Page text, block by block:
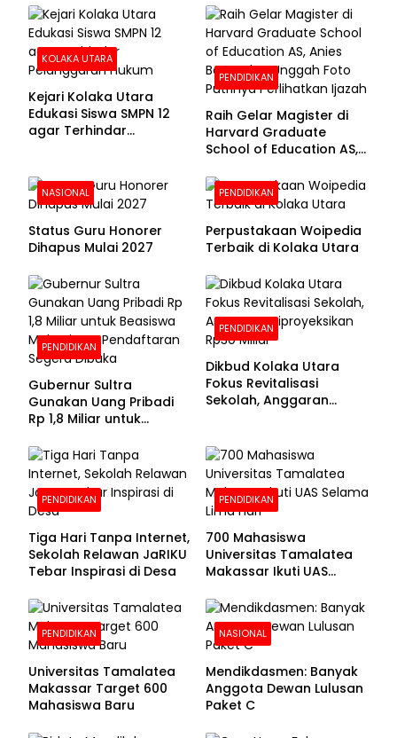
Beralas Tanah dan
Dinding Bolong-bolong
Bhayangkara ke-80
KOLAKA UTARA
Kejari Kolaka Utara
Edukasi Siswa SMPN 12
agar Terhindar
PENDIDIKAN
Raih Gelar Magister di
Harvard Graduate
School of Education AS,
Foto Putrinya Perlihatkan
Ijazah
NASIONAL
Status Guru Honorer
Dihapus Mulai 2027
PENDIDIKAN
Perpustakaan Woipedia
Terbaik di Kolaka Utara
PENDIDIKAN
Gubernur Sultra
Gunakan Uang Pribadi
Rp 1,8 Miliar untuk
Pendaftaran Segera
Dibuka
PENDIDIKAN
Dikbud Kolaka Utara
Fokus Revitalisasi
Sekolah, Anggaran
PENDIDIKAN
Tiga Hari Tanpa Internet,
Sekolah Relawan JaRIKU
Tebar Inspirasi di Desa
PENDIDIKAN
700 Mahasiswa
Universitas Tamalatea
Makassar Ikuti UAS
PENDIDIKAN
Universitas Tamalatea
Makassar Target 600
Mahasiswa Baru
NASIONAL
Mendikdasmen: Banyak
Anggota Dewan Lulusan
Paket C